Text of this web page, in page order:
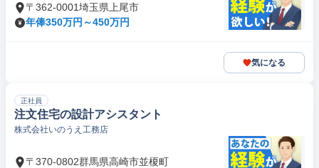
〒362-0001埼玉県上尾市
年俸350万円～450万円
気になる
正社員
注文住宅の設計アシスタント
株式会社いのうえ工務店
〒370-0802群馬県高崎市並榎町